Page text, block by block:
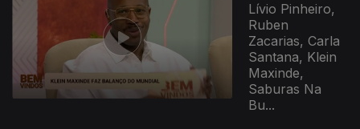
Lívio Pinheiro,
Ruben
Zacarias, Carla
Santana, Klein
Maxinde,
Saburas Na
Bu...